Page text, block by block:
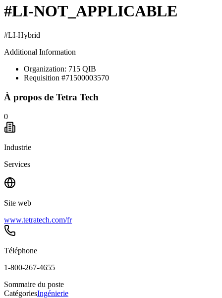
#LI-NOT_APPLICABLE
#LI-Hybrid
Additional Information
Organization: 715 QIB
Requisition #71500003570
À propos de Tetra Tech
0
Industrie
Services
Site web
www.tetratech.com/fr
Téléphone
1-800-267-4655
Sommaire du poste
CatégoriesIngénierie